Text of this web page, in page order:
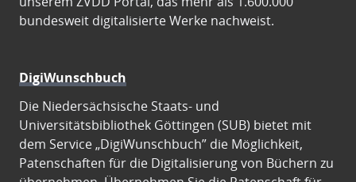
bundesweit digitalisierte Werke nachweist.
DigiWunschbuch
Die Niedersächsische Staats- und
Universitätsbibliothek Göttingen (SUB) bietet mit
dem Service „DigiWunschbuch” die Möglichkeit,
Patenschaften für die Digitalisierung von Büchern zu